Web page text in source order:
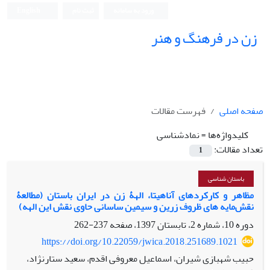
زن در فرهنگ و هنر
صفحه اصلی
فهرست مقالات
کلیدواژه‌ها =نمادشناسی
تعداد مقالات:
1
باستان شناسی
مظاهر و کارکردهای آناهیتا، الهۀ زن در ایران باستان (مطالعۀ
نقش‌مایه‏ های ظروف زرین و سیمین ساسانی حاوی نقش این الهه)
دوره 10، شماره 2، تابستان 1397، صفحه
237-262
https://doi.org/10.22059/jwica.2018.251689.1021
حبیب شهبازی شیران، اسماعیل معروفی اقدم، سعید ستارنژاد،